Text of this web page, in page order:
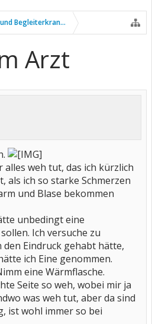
Begleiterkrankungen
Arzt
alles weh tut, das ich kürzlich
als ich so starke Schmerzen
und Blase bekommen
unbedingt eine
Ich versuche zu
den Eindruck gehabt hätte,
ich Eine genommen.
eine Wärmflasche.
Seite so weh, wobei mir ja
was weh tut, aber da sind
ist wohl immer so bei